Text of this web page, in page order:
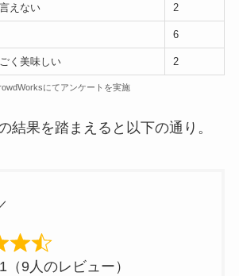
えない 2
6
く美味しい 2
にてアンケートを実施
結果を踏まえると以下の通り。
9人のレビュー）